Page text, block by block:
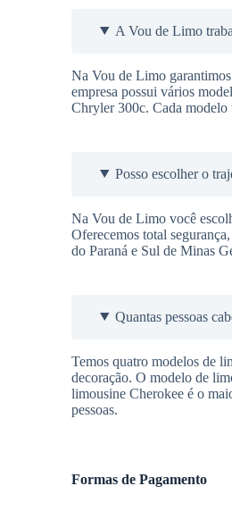
A Vou de Limo
Na Vou de Limo
empresa possui vários
Chryler 300c. Cada modelo
Posso escolher o
Na Vou de Limo você
Oferecemos total
do Paraná e Sul de Minas
Quantas pessoas
Temos quatro modelos de
decoração. O modelo de
limousine Cherokee é o
pessoas.
Formas de Pagamento